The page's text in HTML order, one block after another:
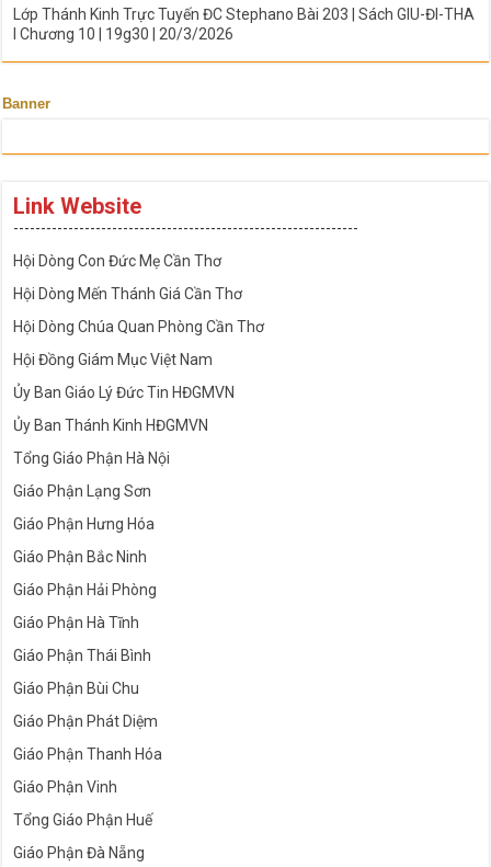
Lớp Thánh Kinh Trực Tuyến ĐC Stephano Bài 203 | Sách GIU-ĐI-THA
I Chương 10 | 19g30 | 20/3/2026
Banner
Link Website
---------------------------------------------------------------
Hội Dòng Con Đức Mẹ Cần Thơ
Hội Dòng Mến Thánh Giá Cần Thơ
Hội Dòng Chúa Quan Phòng Cần Thơ
Hội Đồng Giám Mục Việt Nam
Ủy Ban Giáo Lý Đức Tin HĐGMVN
Ủy Ban Thánh Kinh HĐGMVN
Tổng Giáo Phận Hà Nội
Giáo Phận Lạng Sơn
Giáo Phận Hưng Hóa
Giáo Phận Bắc Ninh
Giáo Phận Hải Phòng
Giáo Phận Hà Tĩnh
Giáo Phận Thái Bình
Giáo Phận Bùi Chu
Giáo Phận Phát Diệm
Giáo Phận Thanh Hóa
Giáo Phận Vinh
Tổng Giáo Phận Huế
Giáo Phận Đà Nẵng